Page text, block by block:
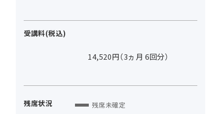
受講料(税込)
14,520円（3ヵ月 6回分）
残席状況 残席未確定